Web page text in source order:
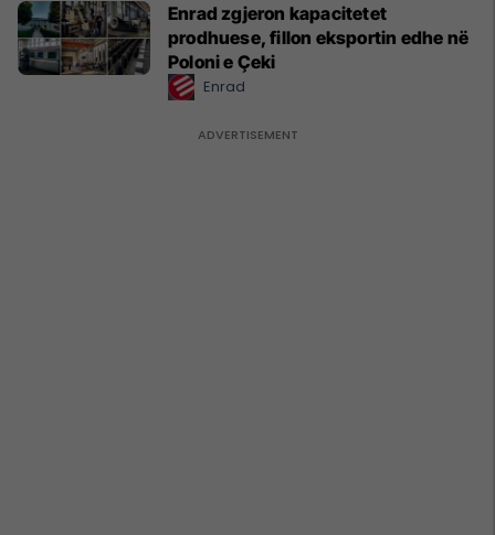
Enrad zgjeron kapacitetet
prodhuese, fillon eksportin edhe në
Poloni e Çeki
Enrad